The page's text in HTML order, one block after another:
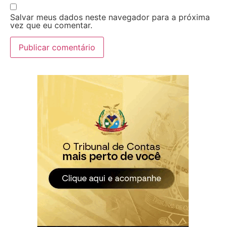
Salvar meus dados neste navegador para a próxima
vez que eu comentar.